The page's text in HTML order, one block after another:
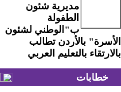
مديرية شئون
الطفولة
ب"الوطني لشئون
الأسرة" بالأردن تطالب
بالارتقاء بالتعليم العربي
خطابات